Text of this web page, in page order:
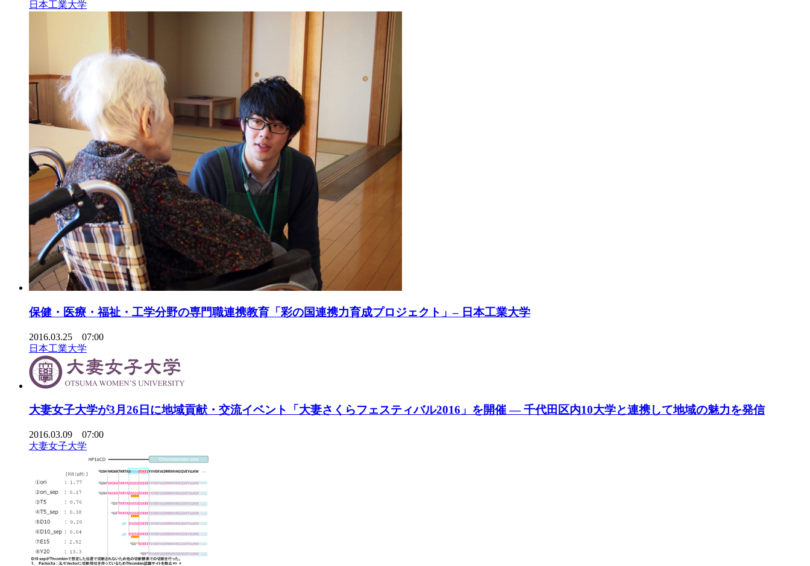
日本工業大学
保健・医療・福祉・工学分野の専門職連携教育「彩の国連携力育成プロジェクト」– 日本工業大学
2016.03.25 07:00
日本工業大学
大妻女子大学が3月26日に地域貢献・交流イベント「大妻さくらフェスティバル2016」を開催 — 千代田区内10大学と連携して地域の魅力を発信
2016.03.09 07:00
大妻女子大学